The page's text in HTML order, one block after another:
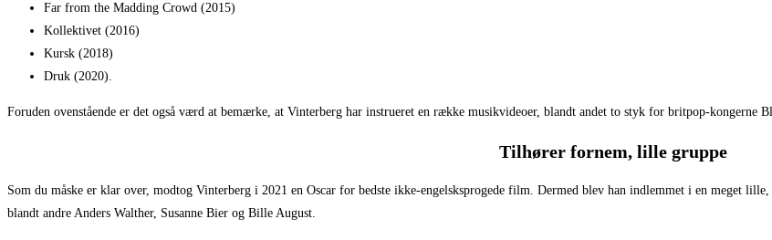
Far from the Madding Crowd (2015)
Kollektivet (2016)
Kursk (2018)
Druk (2020).
Foruden ovenstående er det også værd at bemærke, at Vinterberg har instrueret en række musikvideoer, blandt andet to styk for britpop-kongerne
Tilhører fornem, lille gruppe
Som du måske er klar over, modtog Vinterberg i 2021 en Oscar for bedste ikke-engelsksprogede film. Dermed blev han indlemmet i en meget
blandt andre Anders Walther, Susanne Bier og Bille August.